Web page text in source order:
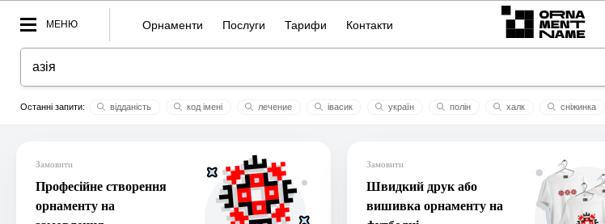
МЕНЮ Орнаменти Послуги Тарифи Контакти
відданість код імені лечение івасик укрaїн полін халк сніжинка
Замовити
Професійне створення
орнаменту на
Замовити
Швидкий друк або
вишивка орнаменту на